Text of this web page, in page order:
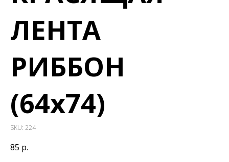
ЛЕНТА
РИББОН
(64х74)
SKU: 224
85 р.